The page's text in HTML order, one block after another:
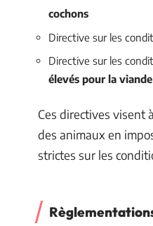
cochons
Directive sur les
Directive sur les
élevés pour la viande
Ces directives visent
des animaux en
strictes sur les